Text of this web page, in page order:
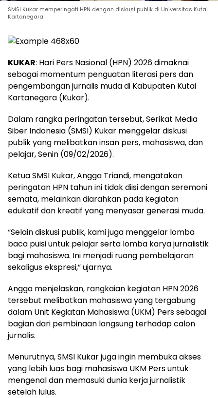
SMSI Kukar memperingati HPN dengan diskusi publik di Universitas Kutai
Kartanegara
KUKAR: Hari Pers Nasional (HPN) 2026 dimaknai
sebagai momentum penguatan literasi pers dan
pengembangan jurnalis muda di Kabupaten Kutai
Kartanegara (Kukar).
Dalam rangka peringatan tersebut, Serikat Media
Siber Indonesia (SMSI) Kukar menggelar diskusi
publik yang melibatkan insan pers, mahasiswa, dan
pelajar, Senin (09/02/2026).
Ketua SMSI Kukar, Angga Triandi, mengatakan
peringatan HPN tahun ini tidak diisi dengan seremoni
semata, melainkan diarahkan pada kegiatan
edukatif dan kreatif yang menyasar generasi muda.
“Selain diskusi publik, kami juga menggelar lomba
baca puisi untuk pelajar serta lomba karya jurnalistik
bagi mahasiswa. Ini menjadi ruang pembelajaran
sekaligus ekspresi,” ujarnya.
Angga menjelaskan, rangkaian kegiatan HPN 2026
tersebut melibatkan mahasiswa yang tergabung
dalam Unit Kegiatan Mahasiswa (UKM) Pers sebagai
bagian dari pembinaan langsung terhadap calon
jurnalis.
Menurutnya, SMSI Kukar juga ingin membuka akses
yang lebih luas bagi mahasiswa UKM Pers untuk
mengenal dan memasuki dunia kerja jurnalistik
setelah lulus.